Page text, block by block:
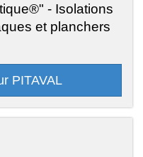
- Isolations
et planchers
PITAVAL